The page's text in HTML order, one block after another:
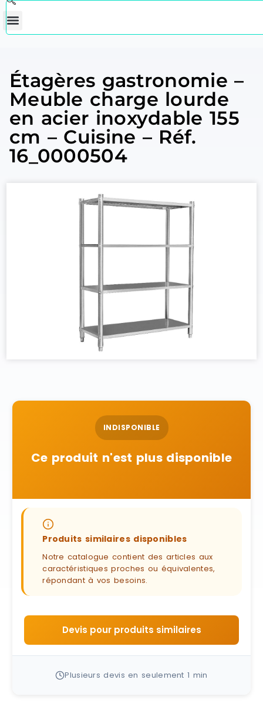
Étagères gastronomie –
Meuble charge lourde
en acier inoxydable 155
cm – Cuisine – Réf.
16_0000504
INDISPONIBLE
Ce produit n'est plus disponible
Produits similaires disponibles
Notre catalogue contient des articles aux
caractéristiques proches ou équivalentes,
répondant à vos besoins.
Devis pour produits similaires
Plusieurs devis en seulement 1 min